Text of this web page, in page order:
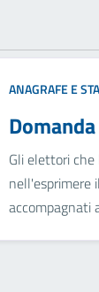
ANAGRAFE E
Gli elettori
nell'esprimere
accompagnati